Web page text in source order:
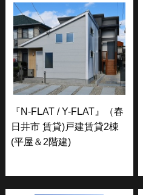
『N-FLAT / Y-FLAT』（春
日井市 賃貸)戸建賃貸2棟
(平屋＆2階建)